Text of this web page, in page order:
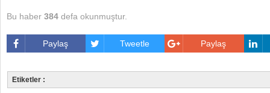
Bu haber 384 defa okunmuştur.
Paylaş Tweetle Paylaş
Etiketler :